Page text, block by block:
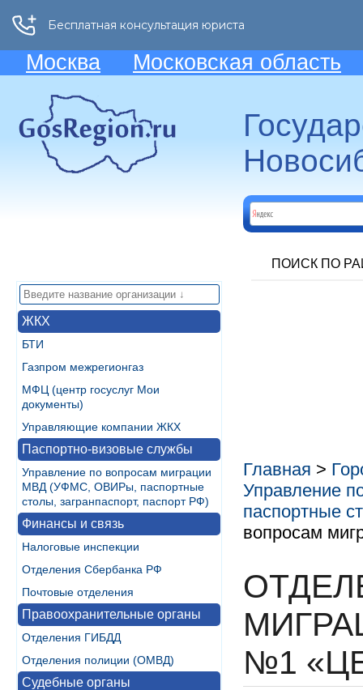
Москва Московская область
ПОИСК ПО
ЖКХ
БТИ
Газпром межрегионгаз
МФЦ (центр госуслуг Мои
документы)
Управляющие компании ЖКХ
Паспортно-визовые службы
Управление по вопросам миграции
МВД (УФМС, ОВИРы, паспортные
столы, загранпаспорт, паспорт РФ)
Финансы и связь
Налоговые инспекции
Отделения Сбербанка РФ
Почтовые отделения
Правоохранительные органы
Отделения ГИБДД
Отделения полиции (ОМВД)
Судебные органы
Главная >
Управление
паспортные
вопросам
№1